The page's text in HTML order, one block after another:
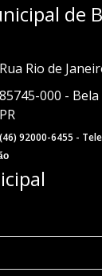
de
Rua Rio de
85745-000 -
PR
(46) 92000-6455 -